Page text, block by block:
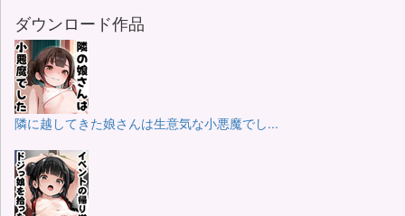
ダウンロード作品
隣に越してきた娘さんは生意気な小悪魔でし...